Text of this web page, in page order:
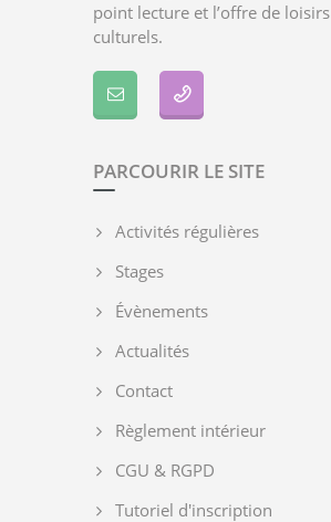
point lecture et l’offre de loisirs
culturels.
PARCOURIR LE SITE
Activités régulières
Stages
Évènements
Actualités
Contact
Règlement intérieur
CGU & RGPD
Tutoriel d'inscription